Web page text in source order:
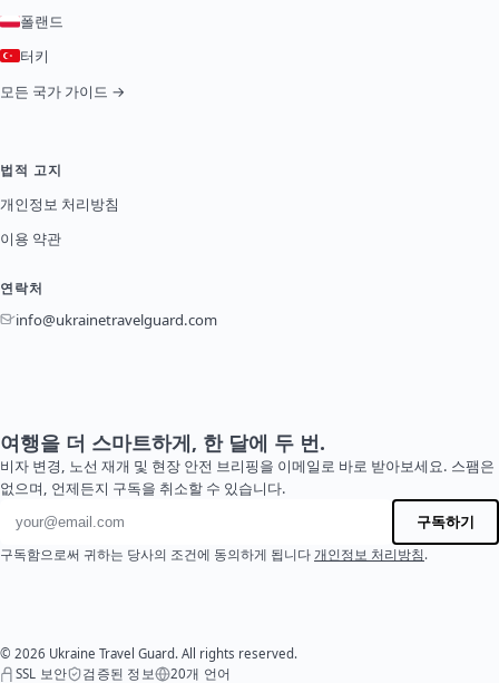
폴랜드
터키
모든 국가 가이드 →
법적 고지
개인정보 처리방침
이용 약관
연락처
info@ukrainetravelguard.com
여행을 더 스마트하게, 한 달에 두 번.
비자 변경, 노선 재개 및 현장 안전 브리핑을 이메일로 바로 받아보세요. 스팸은
없으며, 언제든지 구독을 취소할 수 있습니다.
이메일 주소
구독하기
구독함으로써 귀하는 당사의 조건에 동의하게 됩니다 개인정보 처리방침.
© 2026 Ukraine Travel Guard. All rights reserved.
SSL 보안
검증된 정보 20개 언어